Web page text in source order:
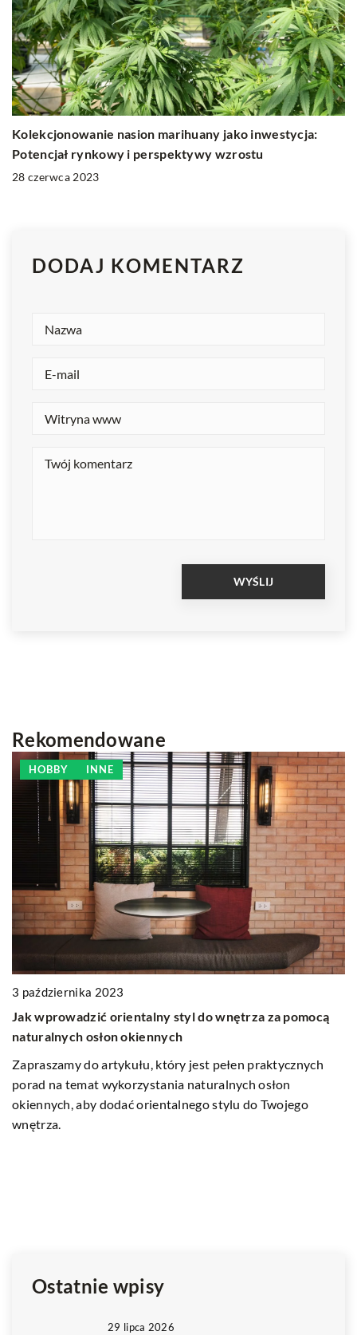
Kolekcjonowanie nasion marihuany jako inwestycja:
Potencjał rynkowy i perspektywy wzrostu
28 czerwca 2023
DODAJ KOMENTARZ
Rekomendowane
HOBBY INNE
3 października 2023
Jak wprowadzić orientalny styl do wnętrza za pomocą
naturalnych osłon okiennych
Zapraszamy do artykułu, który jest pełen praktycznych
porad na temat wykorzystania naturalnych osłon
okiennych, aby dodać orientalnego stylu do Twojego
wnętrza.
Ostatnie wpisy
29 lipca 2026